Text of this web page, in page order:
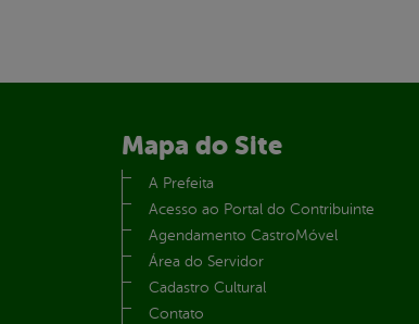
Mapa do Site
A Prefeita
Acesso ao Portal do Contribuinte
Agendamento CastroMóvel
Área do Servidor
Cadastro Cultural
Contato